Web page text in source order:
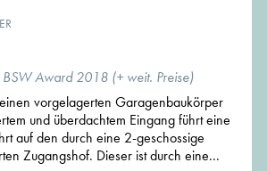
Award 2018 (+ weit. Preise)
vorgelagerten Garagenbaukörper
und überdachtem Eingang führt eine
auf den durch eine 2-geschossige
Zugangshof. Dieser ist durch eine...